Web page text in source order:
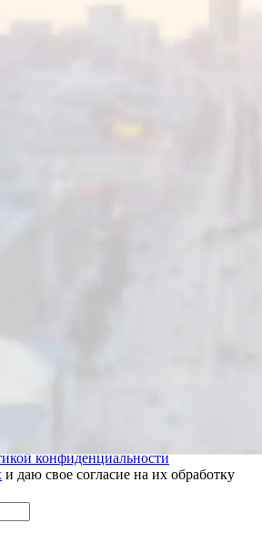
и мы вам перезвоним
конфиденциальности
и даю свое согласие на их обработку